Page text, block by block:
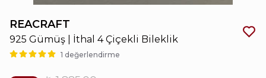
REACRAFT
925 Gümüş | İthal 4 Çiçekli Bileklik
1 değerlendirme